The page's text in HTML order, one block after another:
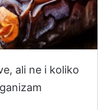
ali ne i koliko